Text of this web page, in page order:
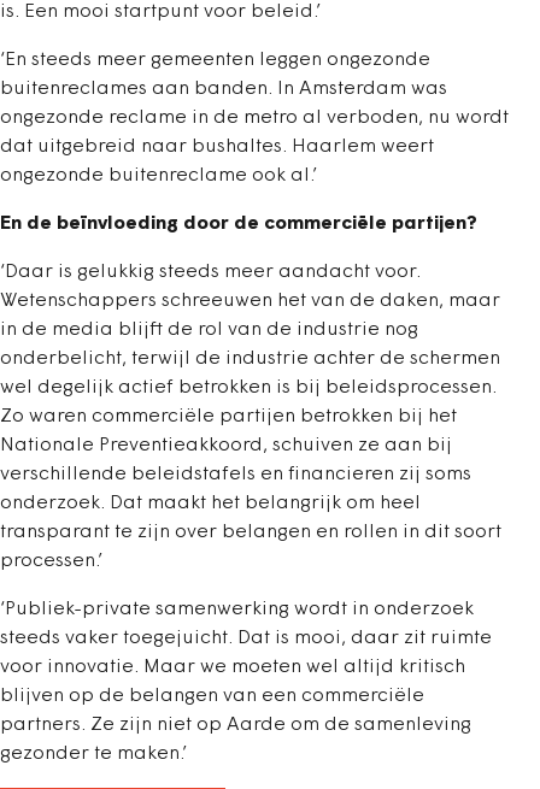
is. Een mooi startpunt voor beleid.’
‘En steeds meer gemeenten leggen ongezonde
buitenreclames aan banden. In Amsterdam was
ongezonde reclame in de metro al verboden, nu wordt
dat uitgebreid naar bushaltes. Haarlem weert
ongezonde buitenreclame ook al.’
En de beïnvloeding door de commerciële partijen?
‘Daar is gelukkig steeds meer aandacht voor.
Wetenschappers schreeuwen het van de daken, maar
in de media blijft de rol van de industrie nog
onderbelicht, terwijl de industrie achter de schermen
wel degelijk actief betrokken is bij beleidsprocessen.
Zo waren commerciële partijen betrokken bij het
Nationale Preventieakkoord, schuiven ze aan bij
verschillende beleidstafels en financieren zij soms
onderzoek. Dat maakt het belangrijk om heel
transparant te zijn over belangen en rollen in dit soort
processen.’
‘Publiek-private samenwerking wordt in onderzoek
steeds vaker toegejuicht. Dat is mooi, daar zit ruimte
voor innovatie. Maar we moeten wel altijd kritisch
blijven op de belangen van een commerciële
partners. Ze zijn niet op Aarde om de samenleving
gezonder te maken.’